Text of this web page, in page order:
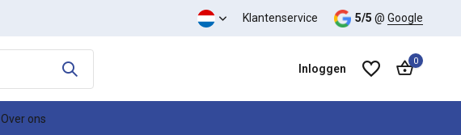
prijs kwaliteit verhouding Klantenservice 5/5 @ Google
Inloggen
0
Over ons